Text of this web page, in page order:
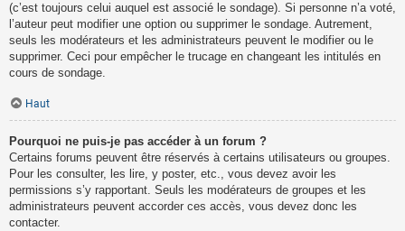
(c’est toujours celui auquel est associé le sondage). Si personne n’a voté,
l’auteur peut modifier une option ou supprimer le sondage. Autrement,
seuls les modérateurs et les administrateurs peuvent le modifier ou le
supprimer. Ceci pour empêcher le trucage en changeant les intitulés en
cours de sondage.
Haut
Pourquoi ne puis-je pas accéder à un forum ?
Certains forums peuvent être réservés à certains utilisateurs ou groupes.
Pour les consulter, les lire, y poster, etc., vous devez avoir les
permissions s’y rapportant. Seuls les modérateurs de groupes et les
administrateurs peuvent accorder ces accès, vous devez donc les
contacter.